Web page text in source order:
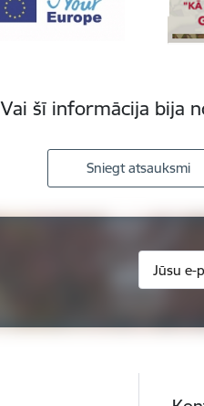
Vai šī informācija bija
Sniegt atsauksmi